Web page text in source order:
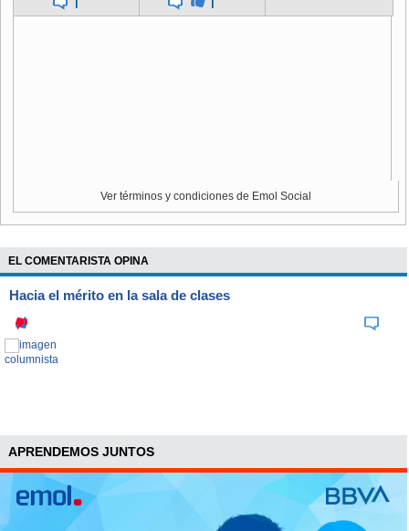
Ver términos y condiciones de Emol Social
EL COMENTARISTA OPINA
Hacia el mérito en la sala de clases
APRENDEMOS JUNTOS